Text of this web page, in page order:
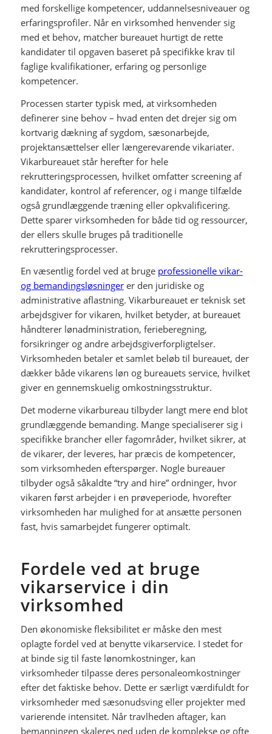
med forskellige kompetencer, uddannelsesniveauer og
erfaringsprofiler. Når en virksomhed henvender sig
med et behov, matcher bureauet hurtigt de rette
kandidater til opgaven baseret på specifikke krav til
faglige kvalifikationer, erfaring og personlige
kompetencer.
Processen starter typisk med, at virksomheden
definerer sine behov – hvad enten det drejer sig om
kortvarig dækning af sygdom, sæsonarbejde,
projektansættelser eller længerevarende vikariater.
Vikarbureauet står herefter for hele
rekrutteringsprocessen, hvilket omfatter screening af
kandidater, kontrol af referencer, og i mange tilfælde
også grundlæggende træning eller opkvalificering.
Dette sparer virksomheden for både tid og ressourcer,
der ellers skulle bruges på traditionelle
rekrutteringsprocesser.
En væsentlig fordel ved at bruge professionelle vikar-
og bemandingsløsningerer den juridiske og
administrative aflastning. Vikarbureauet er teknisk set
arbejdsgiver for vikaren, hvilket betyder, at bureauet
håndterer lønadministration, ferieberegning,
forsikringer og andre arbejdsgiverforpligtelser.
Virksomheden betaler et samlet beløb til bureauet, der
dækker både vikarens løn og bureauets service, hvilket
giver en gennemskuelig omkostningsstruktur.
Det moderne vikarbureau tilbyder langt mere end blot
grundlæggende bemanding. Mange specialiserer sig i
specifikke brancher eller fagområder, hvilket sikrer, at
de vikarer, der leveres, har præcis de kompetencer,
som virksomheden efterspørger. Nogle bureauer
tilbyder også såkaldte “try and hire” ordninger, hvor
vikaren først arbejder i en prøveperiode, hvorefter
virksomheden har mulighed for at ansætte personen
fast, hvis samarbejdet fungerer optimalt.
Fordele ved at bruge
vikarservice i din
virksomhed
Den økonomiske fleksibilitet er måske den mest
oplagte fordel ved at benytte vikarservice. I stedet for
at binde sig til faste lønomkostninger, kan
virksomheder tilpasse deres personaleomkostninger
efter det faktiske behov. Dette er særligt værdifuldt for
virksomheder med sæsonudsving eller projekter med
varierende intensitet. Når travlheden aftager, kan
bemanningen skaleres ned uden de komplekse og ofte